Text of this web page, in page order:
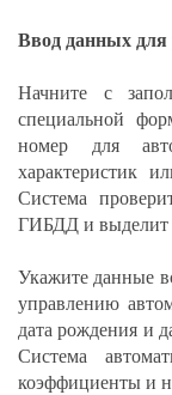
Ввод данных для
Начните с
специальной
номер для
характеристик
Система
ГИБДД и
Укажите данные
управлению
дата рождения и
Система
коэффициенты и